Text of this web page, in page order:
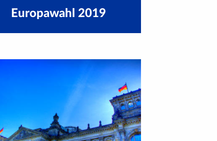
Europawahl 2019